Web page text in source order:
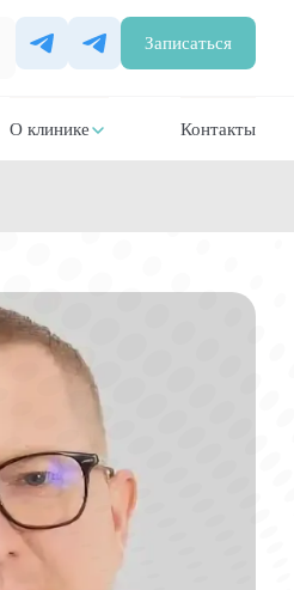
Записаться
О клинике Контакты